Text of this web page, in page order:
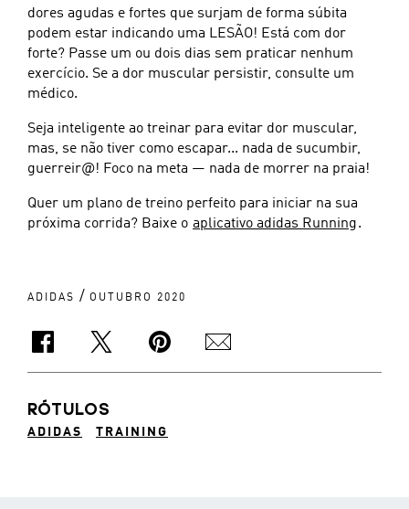
dores agudas e fortes que surjam de forma súbita
podem estar indicando uma LESÃO! Está com dor
forte? Passe um ou dois dias sem praticar nenhum
exercício. Se a dor muscular persistir, consulte um
médico.
Seja inteligente ao treinar para evitar dor muscular,
mas, se não tiver como escapar... nada de sucumbir,
guerreir@! Foco na meta — nada de morrer na praia!
Quer um plano de treino perfeito para iniciar na sua
próxima corrida? Baixe o aplicativo adidas Running.
ADIDAS / OUTUBRO 2020
RÓTULOS
ADIDAS TRAINING